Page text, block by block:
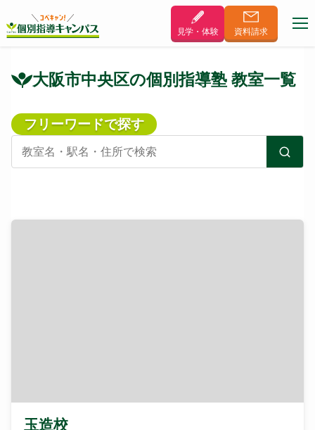
見学・体験 資料請求
大阪市中央区の個別指導塾 教室一覧
フリーワードで探す
玉造校